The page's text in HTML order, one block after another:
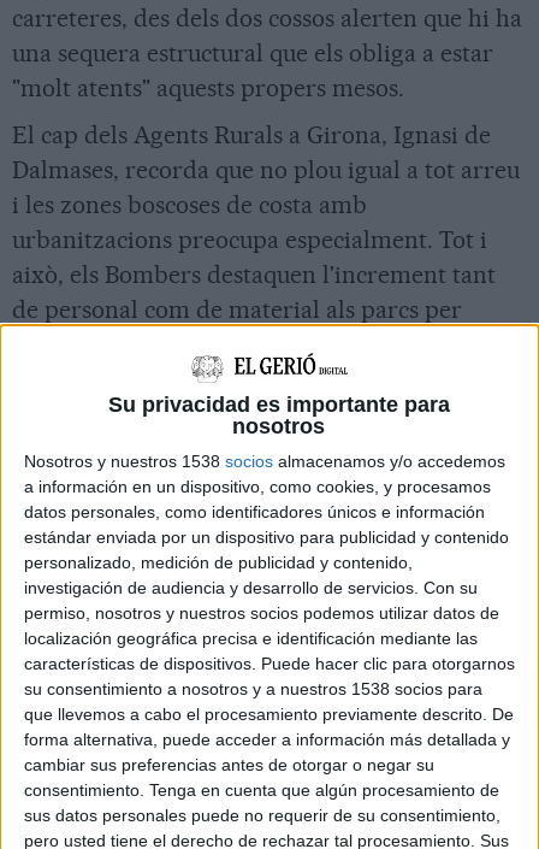
Su privacidad es importante para
nosotros
Nosotros y nuestros 1538 socios almacenamos y/o accedemos
a información en un dispositivo, como cookies, y procesamos
datos personales, como identificadores únicos e información
estándar enviada por un dispositivo para publicidad y contenido
personalizado, medición de publicidad y contenido,
investigación de audiencia y desarrollo de servicios. Con su
permiso, nosotros y nuestros socios podemos utilizar datos de
localización geográfica precisa e identificación mediante las
características de dispositivos. Puede hacer clic para otorgarnos
su consentimiento a nosotros y a nuestros 1538 socios para
que llevemos a cabo el procesamiento previamente descrito. De
forma alternativa, puede acceder a información más detallada y
cambiar sus preferencias antes de otorgar o negar su
consentimiento. Tenga en cuenta que algún procesamiento de
sus datos personales puede no requerir de su consentimiento,
pero usted tiene el derecho de rechazar tal procesamiento. Sus
carreteres, des dels dos cossos alerten que hi ha
una sequera estructural que els obliga a estar
"molt atents" aquests propers mesos.
El cap dels Agents Rurals a Girona, Ignasi de
Dalmases, recorda que no plou igual a tot arreu
i les zones boscoses de costa amb
urbanitzacions preocupa especialment. Tot i
això, els Bombers destaquen l'increment tant
de personal com de material als parcs per
que s'ha fet amb les franges d'autoprotecció.
L'incendi de Castell d'Aro (Baix Empordà) del
mes de juliol de l'any passat és un exemple del
que preocupa als Bombers i als Agents Rurals
de la regió de Girona aquest proper estiu. El
litoral de la Costa Brava és una de les zones
sensibles en aquesta campanya forestal. Malgrat
les pluges dels darrers mesos, des dels cossos
d'emergència avisen que hi ha molts espais
boscosos propers al mar que estan secs i poden
ser un focus d'incendi.
A més, el cap dels Bombers a la regió, Jordi
Martín, recorda que es tracta de zones